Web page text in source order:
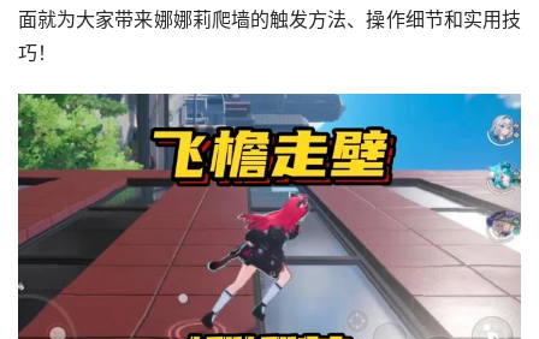
面就为大家带来娜娜莉爬墙的触发方法、操作细节和实用技
巧！